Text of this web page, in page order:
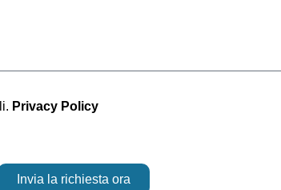
Privacy Policy
Invia la richiesta ora